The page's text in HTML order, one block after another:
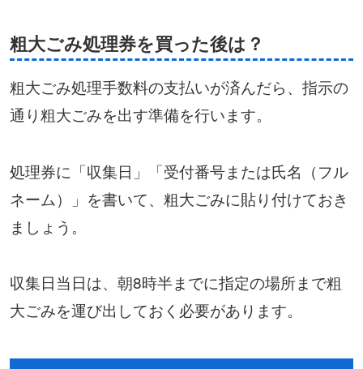
粗大ごみ処理券を買った後は？
粗大ごみ処理手数料の支払いが済んだら、指示の
通り粗大ごみを出す準備を行います。
処理券に「収集日」「受付番号または氏名（フル
ネーム）」を書いて、粗大ごみに貼り付けておき
ましょう。
収集日当日は、朝8時半までに指定の場所まで粗
大ごみを運び出しておく必要があります。